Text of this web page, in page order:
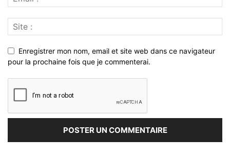
Enregistrer mon nom, email et site web dans ce navigateur
pour la prochaine fois que je commenterai.